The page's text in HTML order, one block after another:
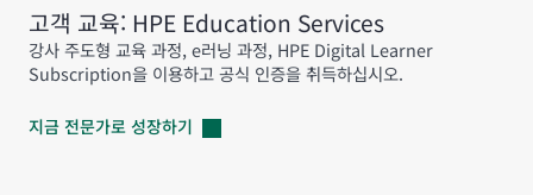
고객 교육: HPE Education Services
강사 주도형 교육 과정, e러닝 과정, HPE Digital Learner
Subscription을 이용하고 공식 인증을 취득하십시오.
지금 전문가로 성장하기